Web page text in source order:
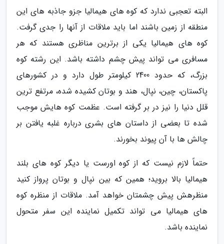
البته تعجبی ندارد که کوه های هیمالیا جزو جاذبه های این
منطقه از زمین باشند اما باید ملاقات از آنها را جدی گرفت.
کوه های هیمالیا یکی از برترین مناظری هستند که هر
مسافری می تواند پیش چشم داشته باشد. این رشته کوه
بزرگ، که حدود 2400 کیلومتر طول دارد و در کشورهای
پاکستان، چین، نپال، هند و بوتان کشیده شده، مرتفع ترین
قلل دنیا را نیز در بر گرفته است. عظمت کوه هایش موجب
شده تا بعضی از داستان های بشری درباره غلبه یافتن بر
چالش ها با آن پیوند بخورند.
حتماً لازم نیست که از کوه اورست یا دیگر کوه های بلند
هیمالیا بالا بروید؛ همین که بین نپال و بوتان پرواز کنید
منظرهش پیش چشمتان خواهد آمد. ملاقات از منظره کوه
های هیمالیا می تواند تکمیل نماینده این سفر متحول
نماینده باشد.